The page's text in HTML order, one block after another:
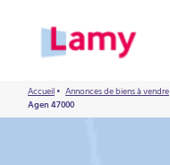
Accueil• Annonces de biens à vendre
Agen 47000